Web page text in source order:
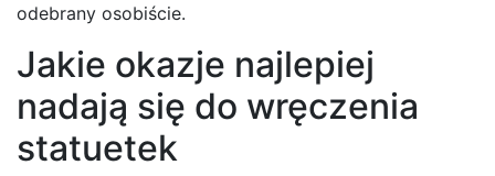
odebrany osobiście.
Jakie okazje najlepiej
nadają się do wręczenia
statuetek